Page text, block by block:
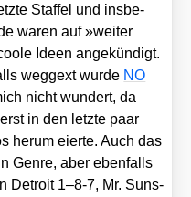
Staf­fel und ins­be­
waren auf »wei­ter
Ideen ange­kün­digt.
weg­g­ext wur­de NO
nicht wun­dert, da
in den letz­te paar
her­um eier­te. Auch das
Gen­re, aber eben­falls
Detroit 1–8‑7, Mr. Suns­